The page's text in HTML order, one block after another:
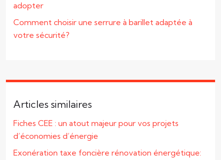
adopter
Comment choisir une serrure à barillet adaptée à
votre sécurité?
Articles similaires
Fiches CEE : un atout majeur pour vos projets
d’économies d’énergie
Exonération taxe foncière rénovation énergétique: